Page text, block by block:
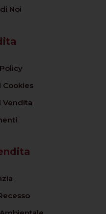
Noi
Cookies
Vendita